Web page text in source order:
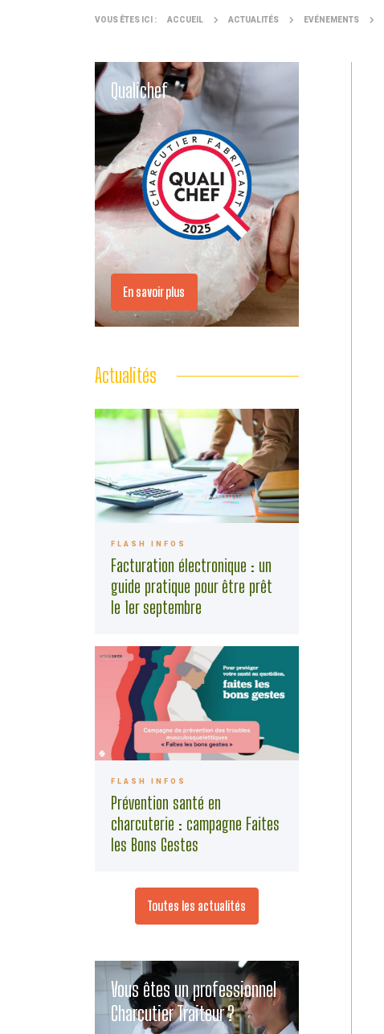
VOUS ÊTES ICI : ACCUEIL ACTUALITÉS EVÉNEMENTS
Qualichef
En savoir plus
Actualités
FLASH INFOS
Facturation électronique : un
guide pratique pour être prêt
le 1er septembre
FLASH INFOS
Prévention santé en
charcuterie : campagne Faites
les Bons Gestes
Toutes les actualités
Vous êtes un professionnel
Charcutier Traiteur ?